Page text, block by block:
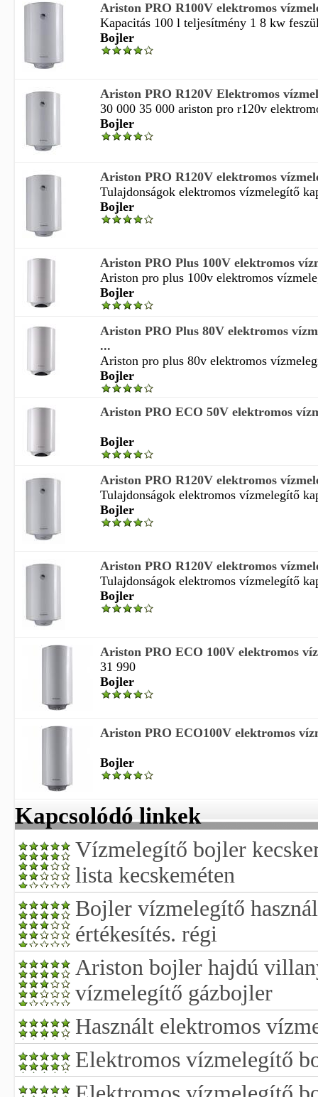
Ariston PRO R100V elektromos
Kapacitás 100 l teljesítmény 1 8 kw
Bojler
Ariston PRO R120V Elektromos
30 000 35 000 ariston pro r120v
Bojler
Ariston PRO R120V elektromos
Tulajdonságok elektromos vízmelegítő
Bojler
Ariston PRO Plus 100V elektromos
Ariston pro plus 100v elektromos
Bojler
Ariston PRO Plus 80V elektromos
...
Ariston pro plus 80v elektromos
Bojler
Ariston PRO ECO 50V elektromos
Bojler
Ariston PRO R120V elektromos
Tulajdonságok elektromos vízmelegítő
Bojler
Ariston PRO R120V elektromos
Tulajdonságok elektromos vízmelegítő
Bojler
Ariston PRO ECO 100V elektromos
31 990
Bojler
Ariston PRO ECO100V elektromos
Bojler
Kapcsolódó linkek
Vízmelegítő bojler
lista kecskeméten
Bojler vízmelegítő
értékesítés. régi
Ariston bojler hajdú
vízmelegítő gázbojler
Használt elektromos
Elektromos vízmelegítő